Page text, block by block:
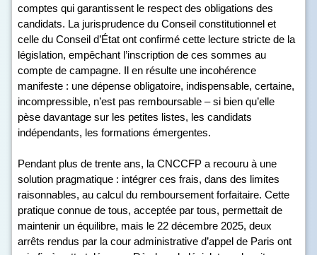
comptes qui garantissent le respect des obligations des
candidats. La jurisprudence du Conseil constitutionnel et
celle du Conseil d’État ont confirmé cette lecture stricte de la
législation, empêchant l’inscription de ces sommes au
compte de campagne. Il en résulte une incohérence
manifeste : une dépense obligatoire, indispensable, certaine,
incompressible, n’est pas remboursable – si bien qu’elle
pèse davantage sur les petites listes, les candidats
indépendants, les formations émergentes.
Pendant plus de trente ans, la CNCCFP a recouru à une
solution pragmatique : intégrer ces frais, dans des limites
raisonnables, au calcul du remboursement forfaitaire. Cette
pratique connue de tous, acceptée par tous, permettait de
maintenir un équilibre, mais le 22 décembre 2025, deux
arrêts rendus par la cour administrative d’appel de Paris ont